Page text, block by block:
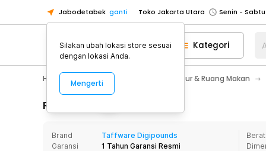
Jabodetabek ganti Toko Jakarta Utara
Toko Tangerang
Toko Cikupa
Pick n Go Jakarta Barat
Senin -
Pick n Go Bekasi
Senin - Jumat
Senin - Jumat
Senin -
Toko Jakarta Barat
Senin -
Kategori
Home Appliance Perlengkapan Dapur & Ruang Makan
Rincian Produk
Brand
Taffware Digipounds
Garansi
1 Tahun Garansi Resmi
Silakan ubah lokasi store sesuai
dengan lokasi Anda.
Mengerti